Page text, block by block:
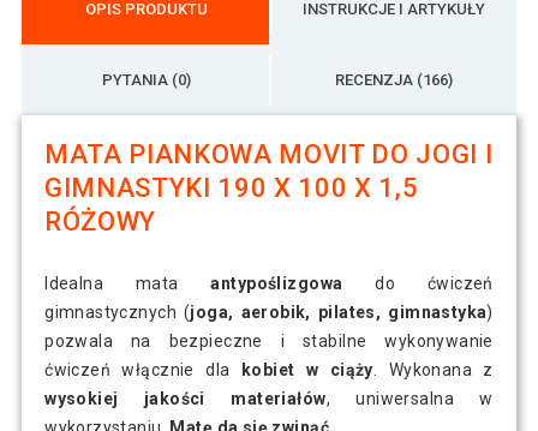
OPIS PRODUKTU INSTRUKCJE I ARTYKUŁY
PYTANIA (0) RECENZJA (166)
MATA PIANKOWA MOVIT DO JOGI I
GIMNASTYKI 190 X 100 X 1,5
RÓŻOWY
Idealna mataantypoślizgowado ćwiczeń
gimnastycznych (joga, aerobik, pilates, gimnastyka)
pozwala na bezpieczne i stabilne wykonywanie
ćwiczeń włącznie dla
kobiet w ciąży. Wykonana z
wysokiej jakości materiałów, uniwersalna w